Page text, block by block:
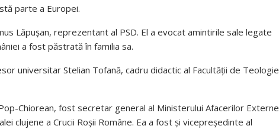
parte a Europei.
Lăpușan, reprezentant al PSD. El a evocat amintirile sale legate
a fost păstrată în familia sa.
universitar Stelian Tofană, cadru didactic al Facultății de Teologie
Chiorean, fost secretar general al Ministerului Afacerilor Externe
clujene a Crucii Roșii Române. Ea a fost și vicepreședinte al